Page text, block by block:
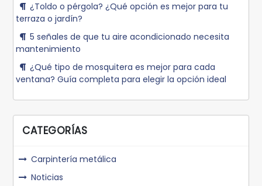
¿Toldo o pérgola? ¿Qué opción es mejor para tu
terraza o jardín?
5 señales de que tu aire acondicionado necesita
mantenimiento
¿Qué tipo de mosquitera es mejor para cada
ventana? Guía completa para elegir la opción ideal
CATEGORÍAS
Carpintería metálica
Noticias